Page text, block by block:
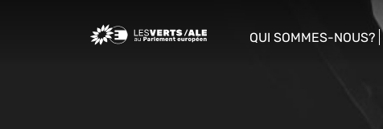
Greens/EFA Home
QUI SOMMES-NOUS?